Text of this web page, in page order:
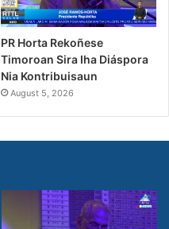
PR Horta Rekoñese
Timoroan Sira Iha Diáspora
Nia Kontribuisaun
August 5, 2026